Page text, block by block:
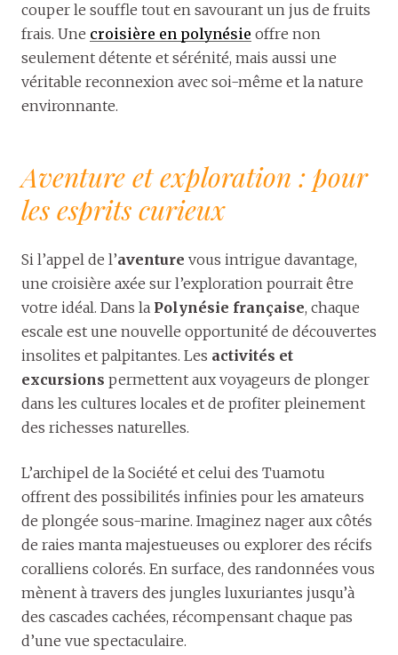
couper le souffle tout en savourant un jus de fruits
frais. Une croisière en polynésie offre non
seulement détente et sérénité, mais aussi une
véritable reconnexion avec soi-même et la nature
environnante.
Aventure et exploration : pour
les esprits curieux
Si l’appel de l’aventure vous intrigue davantage,
une croisière axée sur l’exploration pourrait être
votre idéal. Dans la Polynésie française, chaque
escale est une nouvelle opportunité de découvertes
insolites et palpitantes. Les activités et
excursions permettent aux voyageurs de plonger
dans les cultures locales et de profiter pleinement
des richesses naturelles.
L’archipel de la Société et celui des Tuamotu
offrent des possibilités infinies pour les amateurs
de plongée sous-marine. Imaginez nager aux côtés
de raies manta majestueuses ou explorer des récifs
coralliens colorés. En surface, des randonnées vous
mènent à travers des jungles luxuriantes jusqu’à
des cascades cachées, récompensant chaque pas
d’une vue spectaculaire.